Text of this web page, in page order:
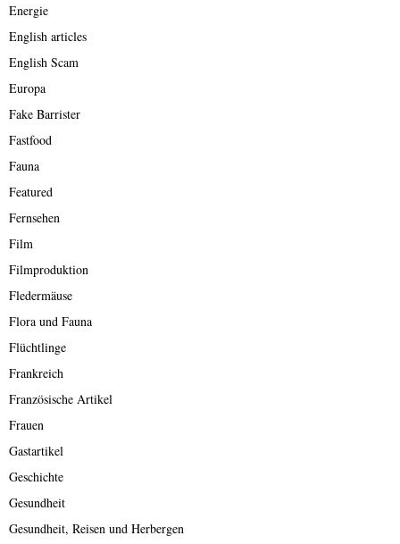
Energie
English articles
English Scam
Europa
Fake Barrister
Fastfood
Fauna
Featured
Fernsehen
Film
Filmproduktion
Fledermäuse
Flora und Fauna
Flüchtlinge
Frankreich
Französische Artikel
Frauen
Gastartikel
Geschichte
Gesundheit
Gesundheit, Reisen und Herbergen